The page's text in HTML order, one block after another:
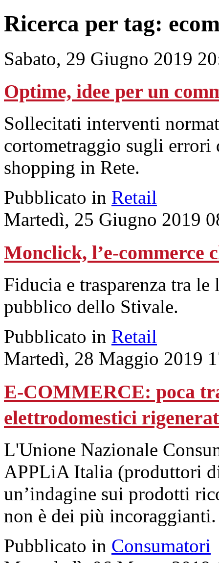
Ricerca per tag:
Sabato, 29 Giugno 2019
Optime, idee per un
Sollecitati interventi
cortometraggio sugli errori
shopping in Rete.
Pubblicato in Retail
Martedì, 25 Giugno 2019
Monclick, l’e-commerce
Fiducia e trasparenza tra
pubblico dello Stivale.
Pubblicato in Retail
Martedì, 28 Maggio 2019
E-COMMERCE: poca
elettrodomestici
L'Unione Nazionale
APPLiA Italia (produttori
un’indagine sui prodotti
non è dei più incoraggianti.
Pubblicato in Consumatori